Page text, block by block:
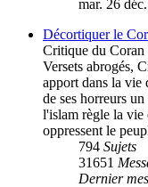
mar. 26
Décortiquer le
Critique du Coran
Versets abrogés,
apport dans la vie
de ses horreurs
l'islam règle la vie
oppressent le
794 Sujets
31651
Dernier